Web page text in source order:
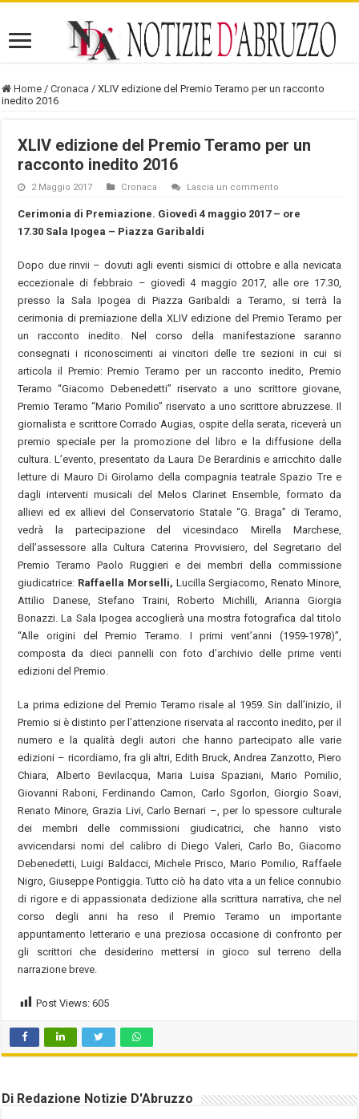
Home / Cronaca / XLIV edizione del Premio Teramo per un racconto
inedito 2016
XLIV edizione del Premio Teramo per un
racconto inedito 2016
2 Maggio 2017 Cronaca Lascia un commento
Cerimonia di Premiazione. Giovedì 4 maggio 2017 – ore
17.30 Sala Ipogea – Piazza Garibaldi
Dopo due rinvii – dovuti agli eventi sismici di ottobre e alla nevicata
eccezionale di febbraio – giovedì 4 maggio 2017, alle ore 17.30,
presso la Sala Ipogea di Piazza Garibaldi a Teramo, si terrà la
cerimonia di premiazione della XLIV edizione del Premio Teramo per
un racconto inedito. Nel corso della manifestazione saranno
consegnati i riconoscimenti ai vincitori delle tre sezioni in cui si
articola il Premio: Premio Teramo per un racconto inedito, Premio
Teramo “Giacomo Debenedetti” riservato a uno scrittore giovane,
Premio Teramo “Mario Pomilio” riservato a uno scrittore abruzzese. Il
giornalista e scrittore Corrado Augias, ospite della serata, riceverà un
premio speciale per la promozione del libro e la diffusione della
cultura. L’evento, presentato da Laura De Berardinis e arricchito dalle
letture di Mauro Di Girolamo della compagnia teatrale Spazio Tre e
dagli interventi musicali del Melos Clarinet Ensemble, formato da
allievi ed ex allievi del Conservatorio Statale “G. Braga” di Teramo,
vedrà la partecipazione del vicesindaco Mirella Marchese,
dell’assessore alla Cultura Caterina Provvisiero, del Segretario del
Premio Teramo Paolo Ruggieri e dei membri della commissione
giudicatrice: Raffaella Morselli, Lucilla Sergiacomo, Renato Minore,
Attilio Danese, Stefano Traini, Roberto Michilli, Arianna Giorgia
Bonazzi. La Sala Ipogea accoglierà una mostra fotografica dal titolo
“Alle origini del Premio Teramo. I primi vent’anni (1959-1978)”,
composta da dieci pannelli con foto d’archivio delle prime venti
edizioni del Premio.
La prima edizione del Premio Teramo risale al 1959. Sin dall’inizio, il
Premio si è distinto per l’attenzione riservata al racconto inedito, per il
numero e la qualità degli autori che hanno partecipato alle varie
edizioni – ricordiamo, fra gli altri, Edith Bruck, Andrea Zanzotto, Piero
Chiara, Alberto Bevilacqua, Maria Luisa Spaziani, Mario Pomilio,
Giovanni Raboni, Ferdinando Camon, Carlo Sgorlon, Giorgio Soavi,
Renato Minore, Grazia Livi, Carlo Bernari –, per lo spessore culturale
dei membri delle commissioni giudicatrici, che hanno visto
avvicendarsi nomi del calibro di Diego Valeri, Carlo Bo, Giacomo
Debenedetti, Luigi Baldacci, Michele Prisco, Mario Pomilio, Raffaele
Nigro, Giuseppe Pontiggia. Tutto ciò ha dato vita a un felice connubio
di rigore e di appassionata dedizione alla scrittura narrativa, che nel
corso degli anni ha reso il Premio Teramo un importante
appuntamento letterario e una preziosa occasione di confronto per
gli scrittori che desiderino mettersi in gioco sul terreno della
narrazione breve.
Post Views: 605
Di Redazione Notizie D'Abruzzo